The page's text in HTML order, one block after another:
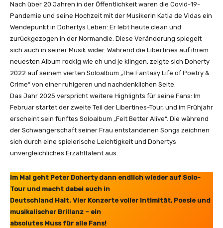
z
e
i
g
e
n
Nach über 20 Jahren in der Öffentlichkeit waren die Covid-19-
Pandemie und seine Hochzeit mit der Musikerin Katia de Vidas ein
Wendepunkt in Dohertys Leben: Er lebt heute clean und
zurückgezogen in der Normandie. Diese Veränderung spiegelt
sich auch in seiner Musik wider. Während die Libertines auf ihrem
neuesten Album rockig wie eh und je klingen, zeigte sich Doherty
2022 auf seinem vierten Soloalbum „The Fantasy Life of Poetry &
Crime“ von einer ruhigeren und nachdenklichen Seite.
Das Jahr 2025 verspricht weitere Highlights für seine Fans: Im
Februar startet der zweite Teil der Libertines-Tour, und im Frühjahr
erscheint sein fünftes Soloalbum „Felt Better Alive“. Die während
der Schwangerschaft seiner Frau entstandenen Songs zeichnen
sich durch eine spielerische Leichtigkeit und Dohertys
unvergleichliches Erzähltalent aus.
Im Mai geht Peter Doherty dann endlich wieder auf Solo-
Tour und macht dabei auch in
Deutschland Halt. Vier Konzerte voller Intimität, Poesie und
musikalischer Brillanz – ein
absolutes Muss für alle Fans!